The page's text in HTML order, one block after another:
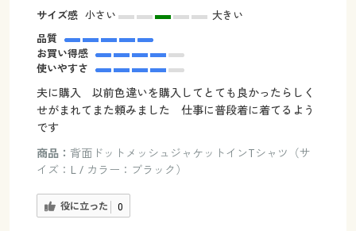
サイズ感 小さい
大きい
品質
お買い得感
使いやすさ
夫に購入 以前色違いを購入してとても良かったらしく
せがまれてまた頼みました 仕事に普段着に着てるよう
です
商品： 背面ドットメッシュジャケットインTシャツ（サ
イズ：L / カラー：ブラック）
役に立った 0